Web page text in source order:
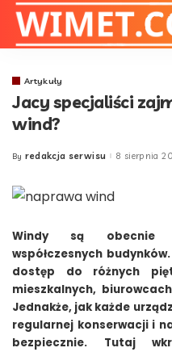
Artykuły
Jacy specjaliści
wind?
Posted
By redakcja serwisu 8 sierpnia
Windy są obecnie
współczesnych
dostęp do różnych
mieszkalnych,
Jednakże, jak każde
regularnej konserwacji i
bezpiecznie. Tutaj